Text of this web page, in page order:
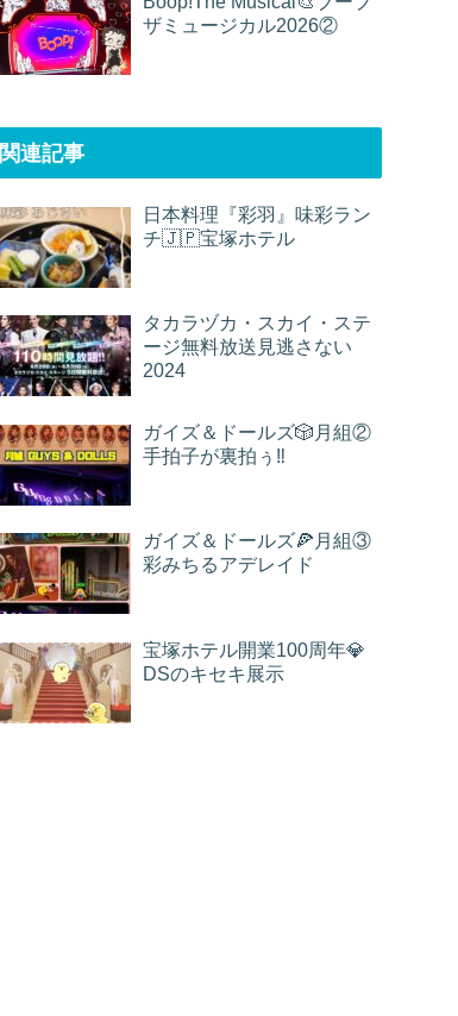
ザミュージカル2026②
関連記事
日本料理『彩羽』味彩ラン
チ🇯🇵宝塚ホテル
タカラヅカ・スカイ・ステ
ージ無料放送見逃さない
2024
ガイズ＆ドールズ🎲月組②
手拍子が裏拍ぅ‼️
ガイズ＆ドールズ🍕月組③
彩みちるアデレイド
宝塚ホテル開業100周年💎
DSのキセキ展示